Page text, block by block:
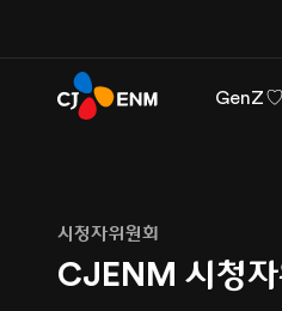
시청자위원회
CJENM 시청자